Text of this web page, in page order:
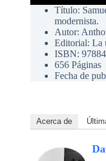
Título:
modernista.
Autor:
Editorial: La
ISBN:
656 Páginas
Fecha de
Acerca de